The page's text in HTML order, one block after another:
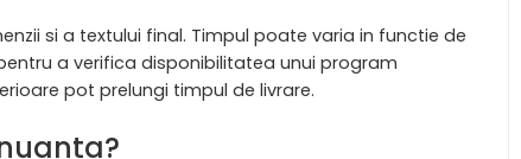
si a textului final. Timpul poate varia in functie de
a verifica disponibilitatea unui program
pot prelungi timpul de livrare.